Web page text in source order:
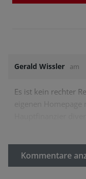
Gerald Wissler am
Es ist kein rechter
eigenen Homepage
Kommentare